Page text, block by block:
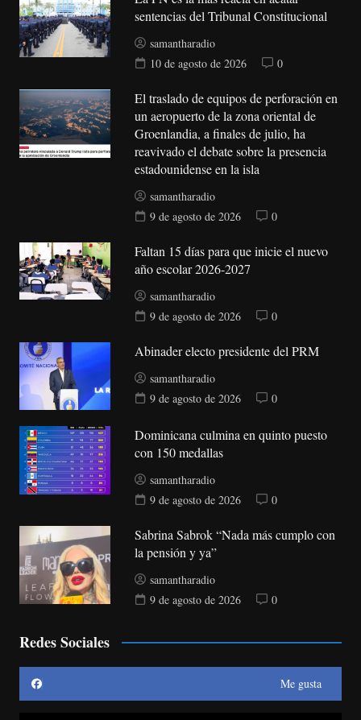
sentencias del Tribunal Constitucional
samantharadio
10 de agosto de 2026
0
El traslado de equipos de perforación en
un aeropuerto de la zona oriental de
Groenlandia, a finales de julio, ha
reavivado el debate sobre la presencia
estadounidense en la isla
samantharadio
9 de agosto de 2026
0
Faltan 15 días para que inicie el nuevo
año escolar 2026-2027
samantharadio
9 de agosto de 2026
0
Abinader electo presidente del PRM
samantharadio
9 de agosto de 2026
0
Dominicana culmina en quinto puesto
con 150 medallas
samantharadio
9 de agosto de 2026
0
Sabrina Sabrok “Nada más cumplo con
la pensión y ya”
samantharadio
9 de agosto de 2026
0
Redes Sociales
Me gusta